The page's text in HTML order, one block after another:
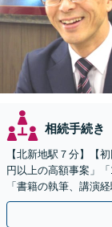
相続手続き
【北新地駅７分】【
円以上の高額事案」
「書籍の執筆、講演
続放棄など【休日・